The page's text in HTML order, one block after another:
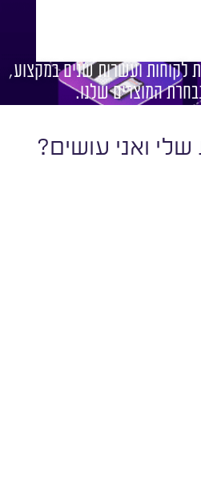
לקוחות ועשרות שנים במקצוע,
המוצרים שלנו.
ואני עושים?